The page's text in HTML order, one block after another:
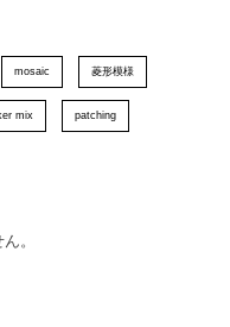
mosaic 菱形模様
mix patching
。